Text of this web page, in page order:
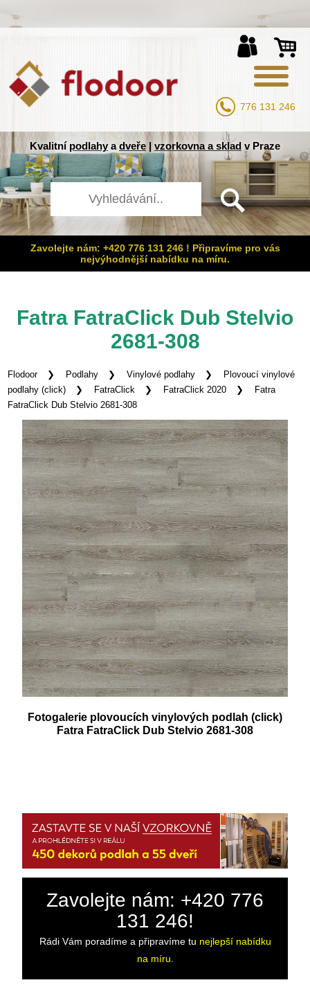
776 131 246
Kvalitní podlahyadveře| vzorkovna a sklad v Praze
Zavolejte nám: +420 776 131 246 ! Připravíme pro vás
nejvýhodnější nabídku na míru.
Fatra FatraClick Dub Stelvio
2681-308
Flodoor Podlahy Vinylové podlahy
Plovoucí vinylové
podlahy (click)
FatraClick FatraClick 2020
Fatra
FatraClick Dub Stelvio 2681-308
Fotogalerie plovoucích vinylových podlah (click)
Fatra FatraClick Dub Stelvio 2681-308
Zavolejte nám: +420 776
131 246!
Rádi Vám poradíme a připravíme tu nejlepší nabídku
na míru.